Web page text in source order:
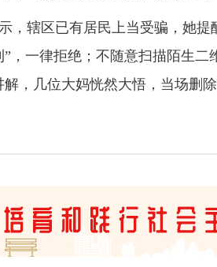
辖区已有居民上当受骗，她提
”，一律拒绝；不随意扫描陌生
，几位大妈恍然大悟，当场删